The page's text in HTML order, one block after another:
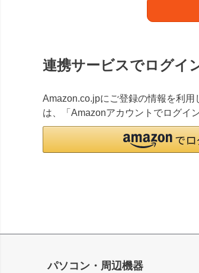
連携サービスでログイ
Amazon.co.jpにご登録の情報を利
は、「Amazonアカウントでログイ
パソコン・周辺機器